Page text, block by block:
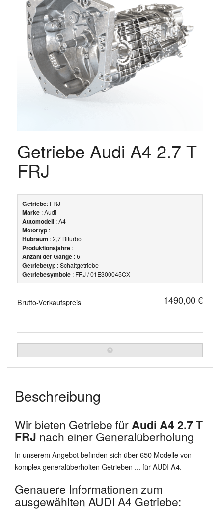
Getriebe Audi A4 2.7 T
FRJ
Getriebe: FRJ
Marke : Audi
Automodell : A4
Motortyp :
Hubraum : 2,7 Biturbo
Produktionsjahre :
Anzahl der Gänge : 6
Getriebetyp : Schaltgetriebe
Getriebesymbole : FRJ / 01E300045CX
Brutto-Verkaufspreis: 1490,00 €
Beschreibung
Wir bieten Getriebe fürAudi A4 2.7 T
FRJ nach einer Generalüberholung
In unserem Angebot befinden sich über 650 Modelle von
komplex generalüberholten Getrieben ... für AUDI A4.
Genauere Informationen zum
ausgewählten AUDI A4 Getriebe: